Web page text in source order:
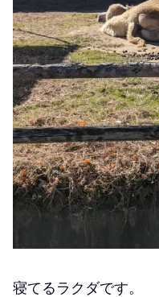
寝てるラクダです。